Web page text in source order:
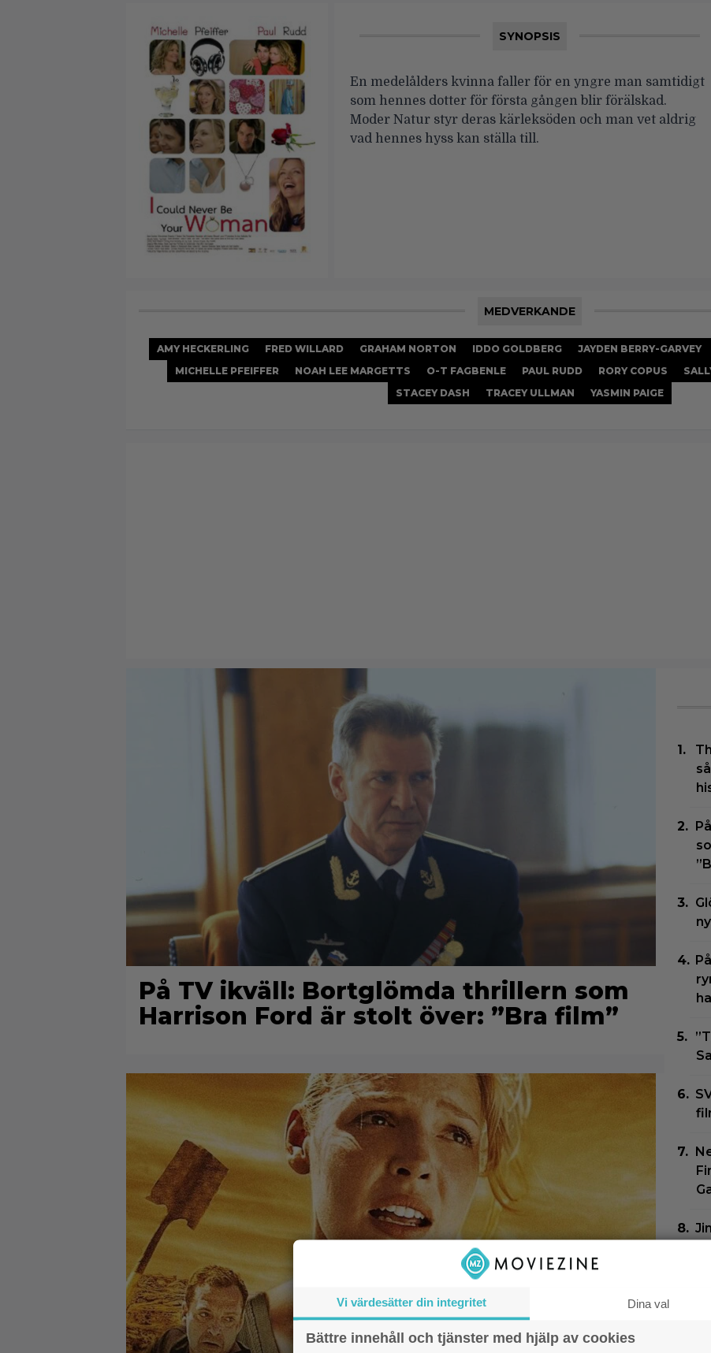
SYNOPSIS
En medelålders kvinna faller för en yngre man samtidigt
som hennes dotter för första gången blir förälskad.
Moder Natur styr deras kärleksöden och man vet aldrig
vad hennes hyss kan ställa till.
MEDVERKANDE
AMY HECKERLING FRED WILLARD GRAHAM NORTON IDDO GOLDBERG JAYDEN BERRY-GARVEY
MICHELLE PFEIFFER
NOAH LEE MARGETTS O-T FAGBENLE PAUL RUDD RORY COPUS
STACEY DASH
TRACEY ULLMAN YASMIN PAIGE
På TV ikväll: Bortglömda thrillern som
Harrison Ford är stolt över: ”Bra film”
Vi värdesätter din integritet Dina val
Bättre innehåll och tjänster med hjälp av cookies